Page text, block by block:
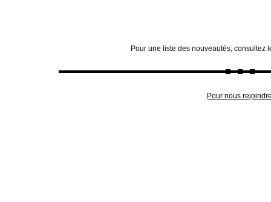
Pour une liste des nouveautés, consultez
Pour nous